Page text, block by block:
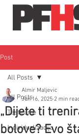
Post
All Posts
Testiranje
Individualizacija
All Posts
„Dijete ti
bolove? Evo
Almir Maljevic
Jun 16, 2025 2 min